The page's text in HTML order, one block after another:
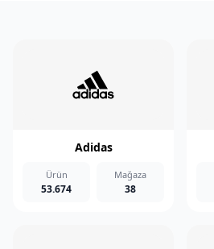
Adidas
Ürün
53.674
Mağaza
38